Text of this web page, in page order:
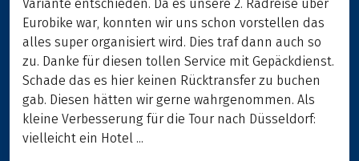
Variante entschieden. Da es unsere 2. Radreise über
Eurobike war, konnten wir uns schon vorstellen das
alles super organisiert wird. Dies traf dann auch so
zu. Danke für diesen tollen Service mit Gepäckdienst.
Schade das es hier keinen Rücktransfer zu buchen
gab. Diesen hätten wir gerne wahrgenommen. Als
kleine Verbesserung für die Tour nach Düsseldorf:
vielleicht ein Hotel ...